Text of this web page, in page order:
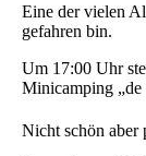
Eine der vielen
gefahren bin.
Um 17:00 Uhr
Minicamping „de
Nicht schön aber